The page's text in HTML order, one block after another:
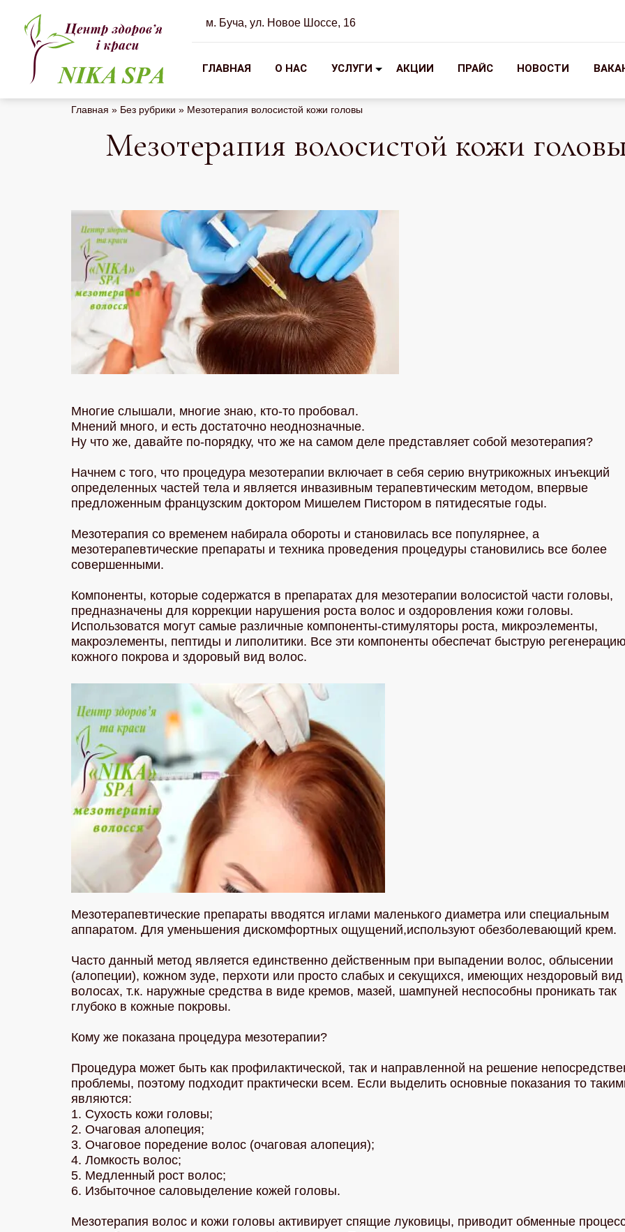
косметологический
салон
Буче
м. Буча, ул. Новое Шоссе, 16
ГЛАВНАЯ О НАС УСЛУГИ АКЦИИ ПРАЙС НОВОСТИ
Главная » Без рубрики » Мезотерапия волосистой кожи головы
Мезотерапия волосистой кожи
Многие слышали, многие знаю, кто-то пробовал.
Мнений много, и есть достаточно неоднозначные.
Ну что же, давайте по-порядку, что же на самом деле представляет собой мезотерапия?
Начнем с того, что процедура мезотерапии включает в себя серию внутрикожных инъекций
определенных частей тела и является инвазивным терапевтическим методом, впервые
предложенным французским доктором Мишелем Пистором в пятидесятые годы.
Мезотерапия со временем набирала обороты и становилась все популярнее, а
мезотерапевтические препараты и техника проведения процедуры становились все более
совершенными.
Компоненты, которые содержатся в препаратах для мезотерапии волосистой части головы,
предназначены для коррекции нарушения роста волос и оздоровления кожи головы.
Использоватся могут самые различные компоненты-стимуляторы роста, микроэлементы,
макроэлементы, пептиды и липолитики. Все эти компоненты обеспечат быструю
кожного покрова и здоровый вид волос.
Мезотерапевтические препараты вводятся иглами маленького диаметра или специальным
аппаратом. Для уменьшения дискомфортных ощущений,используют обезболевающий крем.
Часто данный метод является единственно действенным при выпадении волос, облысении
(алопеции), кожном зуде, перхоти или просто слабых и секущихся, имеющих нездоровый вид
волосах, т.к. наружные средства в виде кремов, мазей, шампуней неспособны проникать так
глубоко в кожные покровы.
Кому же показана процедура мезотерапии?
Процедура может быть как профилактической, так и направленной на решение
проблемы, поэтому подходит практически всем. Если выделить основные показания то
являются:
1. Сухость кожи головы;
2. Очаговая алопеция;
3. Очаговое поредение волос (очаговая алопеция);
4. Ломкость волос;
5. Медленный рост волос;
6. Избыточное саловыделение кожей головы.
Мезотерапия волос и кожи головы активирует спящие луковицы, приводит обменные